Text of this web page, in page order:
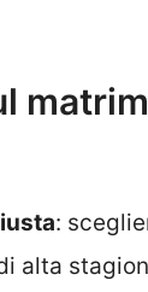
:
alta